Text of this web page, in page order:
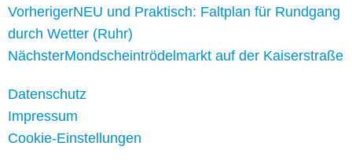
VorherigerNEU und Praktisch: Faltplan für Rundgang
durch Wetter (Ruhr)
NächsterMondscheintrödelmarkt auf der Kaiserstraße
Datenschutz
Impressum
Cookie-Einstellungen